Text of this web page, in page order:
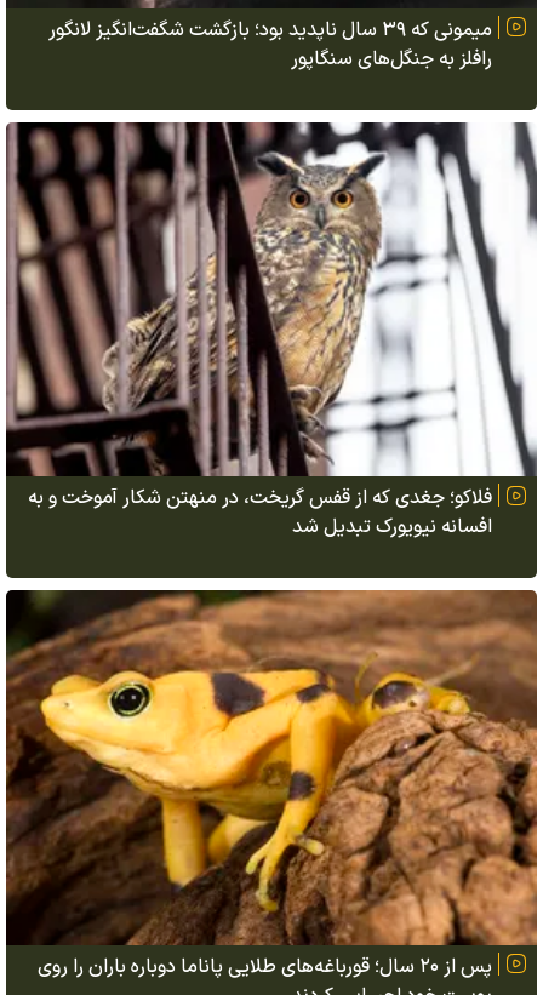
میمونی که ۳۹ سال ناپدید بود؛ بازگشت شگفت‌انگیز لانگور
رافلز به جنگل‌های سنگاپور
فلاکو؛ جغدی که از قفس گریخت، در منهتن شکار آموخت و به
افسانه نیویورک تبدیل شد
پس از ۲۰ سال؛ قورباغه‌های طلایی پاناما دوباره باران را روی